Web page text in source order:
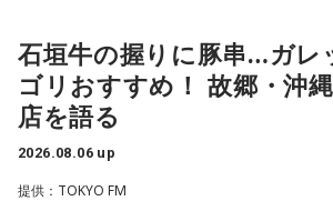
リスナーちゃんはそのことを言ってくれ
かった！ 私も大阪に行く前から「みんな
ろうな」と思っていたから、そういうこ
たですね！ 来てくれてありがとう！
この日の放送をradikoタイムフリーで聴く
常井健一「『ドン』はスペイン語に由来
スよりもさらにスケールの大きな権力者
着しました。いま、ドンとして注目される
藏内議長。福岡県内には一昔前から『福
葉がありまして。現在は麻生太郎さん、
石垣牛の握りに豚串…ガレ
ゴリおすすめ！ 故郷・沖
店を語る
2026.08.06 up
提供：TOKYO FM